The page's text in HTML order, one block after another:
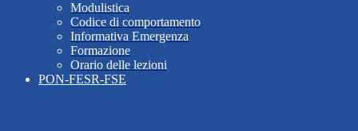
Modulistica
Codice di comportamento
Informativa Emergenza
Formazione
Orario delle lezioni
PON-FESR-FSE